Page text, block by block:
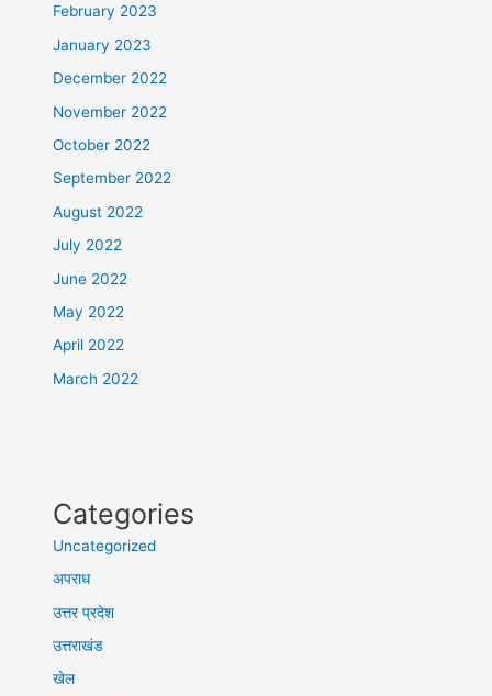
February 2023
January 2023
December 2022
November 2022
October 2022
September 2022
August 2022
July 2022
June 2022
May 2022
April 2022
March 2022
Categories
Uncategorized
अपराध
उत्तर प्रदेश
उत्तराखंड
खेल